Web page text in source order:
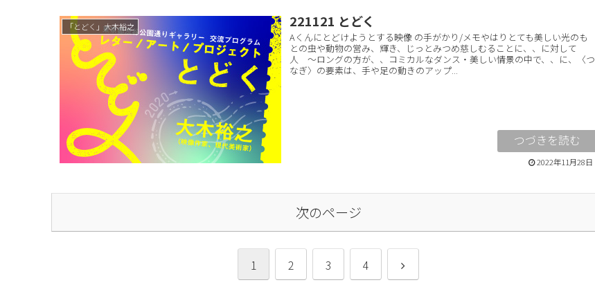
「とどく」大木裕之 221121 とどく
Aくんにとどけようとする映像 の手がかり/メモやはりとても美しい光のも
との虫や動物の営み、輝き、じっとみつめ慈しむることに、、に対して
人 〜ロングの方が、、コミカルなダンス・美しい情景の中で、、に、〈つ
なぎ〉の要素は、手や足の動きのアップ...
2022年11月28日
次のページ
1 2 3 4